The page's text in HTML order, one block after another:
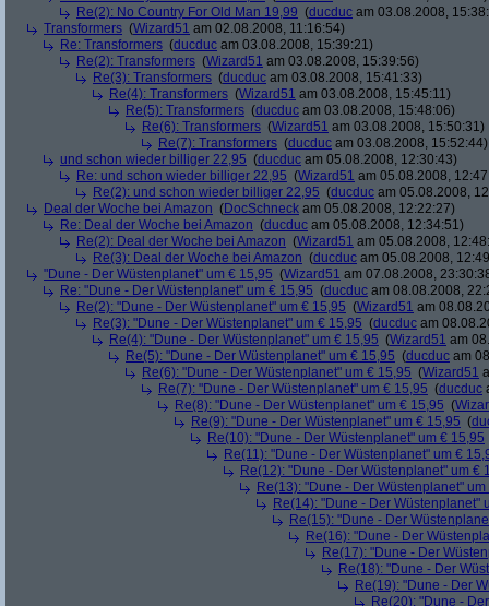
Re(2): No Country For Old Man 19,99 (ducduc am 03.08.2008,
Transformers (Wizard51 am 02.08.2008, 11:16:54)
Re: Transformers (ducduc am 03.08.2008, 15:39:21)
Re(2): Transformers (Wizard51 am 03.08.2008, 15:39:56)
Re(3): Transformers (ducduc am 03.08.2008, 15:41:33)
Re(4): Transformers (Wizard51 am 03.08.2008, 15:45:11)
Re(5): Transformers (ducduc am 03.08.2008, 15:48:06)
Re(6): Transformers (Wizard51 am 03.08.2008, 15:50:31)
Re(7): Transformers (ducduc am 03.08.2008, 15:52:44)
und schon wieder billiger 22,95 (ducduc am 05.08.2008, 12:30:43)
Re: und schon wieder billiger 22,95 (Wizard51 am 05.08.2008,
Re(2): und schon wieder billiger 22,95 (ducduc am 05.08.2008,
Deal der Woche bei Amazon (DocSchneck am 05.08.2008, 12:22:27)
Re: Deal der Woche bei Amazon (ducduc am 05.08.2008, 12:34:51)
Re(2): Deal der Woche bei Amazon (Wizard51 am 05.08.2008,
Re(3): Deal der Woche bei Amazon (ducduc am 05.08.2008,
"Dune - Der Wüstenplanet" um € 15,95 (Wizard51 am 07.08.2008,
Re: "Dune - Der Wüstenplanet" um € 15,95 (ducduc am 08.08.2008,
Re(2): "Dune - Der Wüstenplanet" um € 15,95 (Wizard51 am
Re(3): "Dune - Der Wüstenplanet" um € 15,95 (ducduc am
Re(4): "Dune - Der Wüstenplanet" um € 15,95 (Wizard51 am
Re(5): "Dune - Der Wüstenplanet" um € 15,95 (ducduc am
Re(6): "Dune - Der Wüstenplanet" um € 15,95 (Wizard51
Re(7): "Dune - Der Wüstenplanet" um € 15,95 (ducduc
Re(8): "Dune - Der Wüstenplanet" um € 15,95 (
Re(9): "Dune - Der Wüstenplanet" um € 15,95 (
Re(10): "Dune - Der Wüstenplanet" um € 15,95
Re(11): "Dune - Der Wüstenplanet" um €
Re(12): "Dune - Der Wüstenplanet" um €
Re(13): "Dune - Der Wüstenplanet"
Re(14): "Dune - Der Wüstenplanet"
Re(15): "Dune - Der
Re(16): "Dune - Der
Re(17): "Dune - Der
Re(18): "Dune - Der
Re(19): "Dune - Der
Re(20): "Dune -